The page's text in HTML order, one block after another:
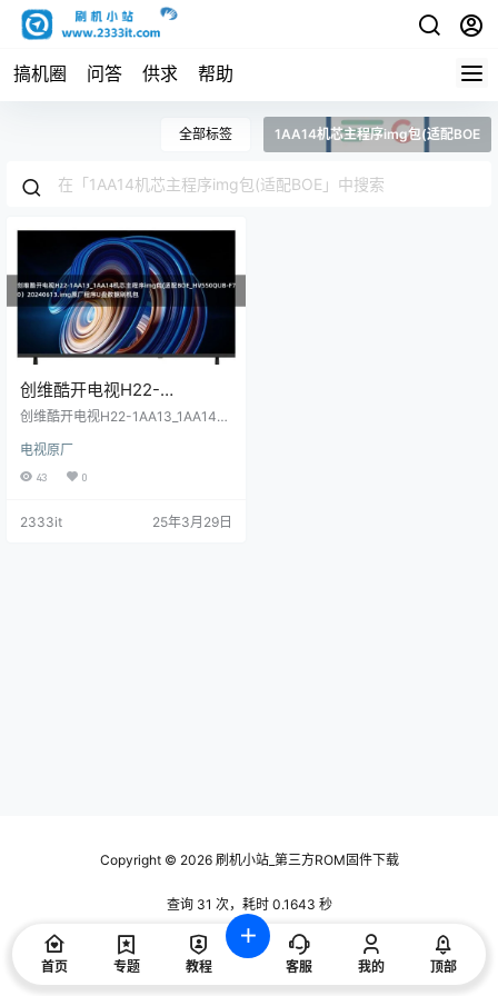
搞机圈 问答 供求 帮助
全部标签 1AA14机芯主程序img包(适配BOE
创维酷开电视H22-
1AA13_1AA14机芯主程序
BOE_HV550QUB-F70）
20240613.img原厂程序U盘
创维酷开电视H22-1AA13_1AA14机
UB-F70）20240613.img原厂程序
U盘数据刷机包
电视原厂
43 0
2333it 25年3月29日
Copyright © 2026刷机小站_第三方ROM固件下载
查询 31 次，耗时 0.1643 秒
首页 专题 教程 客服 我的 顶部